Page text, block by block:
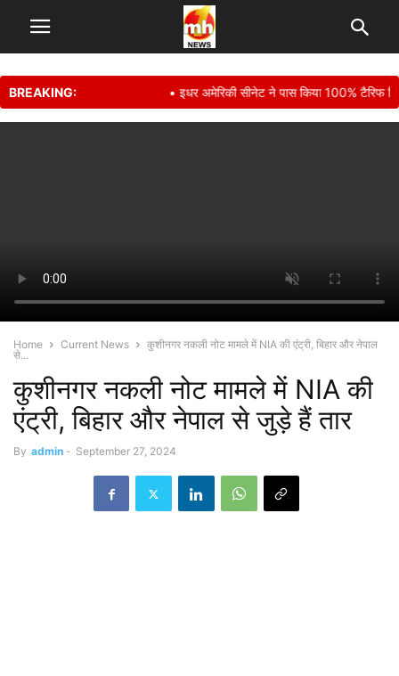
BREAKING: • इधर अमेरिकी सीनेट ने पास किया 100% टैरिफ
Home Current News
कुशीनगर नकली नोट मामले में NIA की एंट्री, बिहार और नेपाल
से...
कुशीनगर नकली नोट मामले में NIA की
एंट्री, बिहार और नेपाल से जुड़े हैं तार
By admin - September 27, 2024